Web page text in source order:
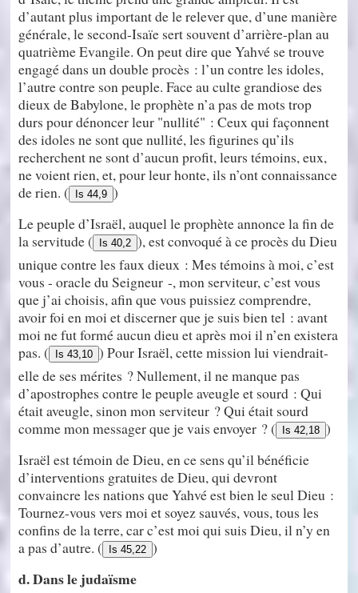
d’autant plus important de le relever que, d’une manière
générale, le second-Isaïe sert souvent d’arrière-plan au
quatrième Evangile. On peut dire que Yahvé se trouve
engagé dans un double procès : l’un contre les idoles,
l’autre contre son peuple. Face au culte grandiose des
dieux de Babylone, le prophète n’a pas de mots trop
durs pour dénoncer leur "nullité" : Ceux qui façonnent
des idoles ne sont que nullité, les figurines qu’ils
recherchent ne sont d’aucun profit, leurs témoins, eux,
ne voient rien, et, pour leur honte, ils n’ont connaissance
de rien. (
Is 44,9 )
Le peuple d’Israël, auquel le prophète annonce la fin de
la servitude (
Is 40,2 ), est convoqué à ce procès du Dieu
unique contre les faux dieux : Mes témoins à moi, c’est
vous - oracle du Seigneur -, mon serviteur, c’est vous
que j’ai choisis, afin que vous puissiez comprendre,
avoir foi en moi et discerner que je suis bien tel : avant
moi ne fut formé aucun dieu et après moi il n’en existera
pas. (
Is 43,10 ) Pour Israël, cette mission lui viendrait-
elle de ses mérites ? Nullement, il ne manque pas
d’apostrophes contre le peuple aveugle et sourd : Qui
était aveugle, sinon mon serviteur ? Qui était sourd
comme mon messager que je vais envoyer ? (
Is 42,18 )
Israël est témoin de Dieu, en ce sens qu’il bénéficie
d’interventions gratuites de Dieu, qui devront
convaincre les nations que Yahvé est bien le seul Dieu :
Tournez-vous vers moi et soyez sauvés, vous, tous les
confins de la terre, car c’est moi qui suis Dieu, il n’y en
a pas d’autre. (
Is 45,22 )
d. Dans le judaïsme